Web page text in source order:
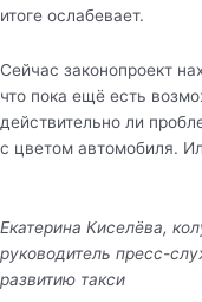
итоге ослабевает.
Сейчас законопроект
что пока ещё есть
действительно ли
с цветом автомобиля.
Екатерина Киселёва,
руководитель пресс-
развитию такси